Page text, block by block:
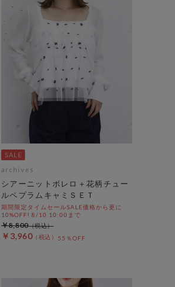
archives
シアーニットボレロ＋花柄チュー
ルペプラムキャミＳＥＴ
期間限定タイムセールSALE価格から更に
10%OFF! 8/10 10:00まで
￥3,960 55％OFF
￥8,800